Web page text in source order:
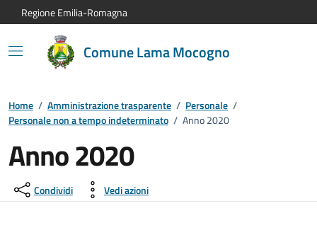
Vai al contenuto principale
Vai alla navigazione del sito
Vai al piede di pagina
Regione Emilia-Romagna
Comune Lama Mocogno
Home / Amministrazione trasparente / Personale /
Personale non a tempo indeterminato / Anno 2020
Anno 2020
Condividi Vedi azioni